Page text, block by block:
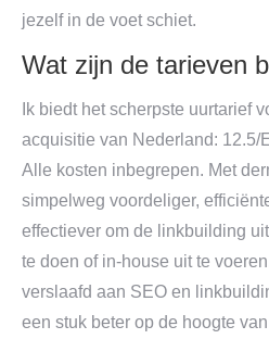
jezelf in de voet schiet.
Wat zijn de tarieven
Ik biedt het scherpste uurtarief
acquisitie van Nederland: 12.5/
Alle kosten inbegrepen. Met
simpelweg voordeliger,
effectiever om de linkbuilding
te doen of in-house uit te
verslaafd aan SEO en
een stuk beter op de hoogte